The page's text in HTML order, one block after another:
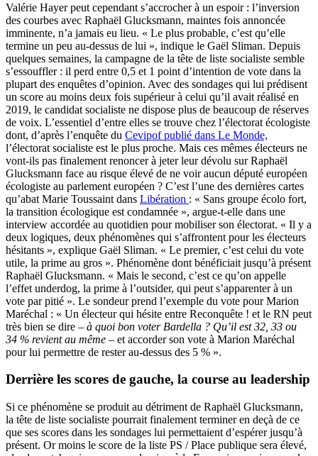
Valérie Hayer peut cependant s’accrocher à un espoir : l’inversion
des courbes avec Raphaël Glucksmann, maintes fois annoncée
imminente, n’a jamais eu lieu. « Le plus probable, c’est qu’elle
termine un peu au-dessus de lui », indique le Gaël Sliman. Depuis
quelques semaines, la campagne de la tête de liste socialiste semble
s’essouffler : il perd entre 0,5 et 1 point d’intention de vote dans la
plupart des enquêtes d’opinion. Avec des sondages qui lui prédisent
un score au moins deux fois supérieur à celui qu’il avait réalisé en
2019, le candidat socialiste ne dispose plus de beaucoup de réserves
de voix. L’essentiel d’entre elles se trouve chez l’électorat écologiste
dont, d’après l’enquête du Cevipof publié dans Le Monde,
l’électorat socialiste est le plus proche. Mais ces mêmes électeurs ne
vont-ils pas finalement renoncer à jeter leur dévolu sur Raphaël
Glucksmann face au risque élevé de ne voir aucun député européen
écologiste au parlement européen ? C’est l’une des dernières cartes
qu’abat Marie Toussaint dans Libération : « Sans groupe écolo fort,
la transition écologique est condamnée », argue-t-elle dans une
interview accordée au quotidien pour mobiliser son électorat. « Il y a
deux logiques, deux phénomènes qui s’affrontent pour les électeurs
hésitants », explique Gaël Sliman. « Le premier, c’est celui du vote
utile, la prime au gros ». Phénomène dont bénéficiait jusqu’à présent
Raphaël Glucksmann. « Mais le second, c’est ce qu’on appelle
l’effet underdog, la prime à l’outsider, qui peut s’apparenter à un
vote par pitié ». Le sondeur prend l’exemple du vote pour Marion
Maréchal : « Un électeur qui hésite entre Reconquête ! et le RN peut
très bien se dire – à quoi bon voter Bardella ? Qu’il est 32, 33 ou
34 % revient au même – et accorder son vote à Marion Maréchal
pour lui permettre de rester au-dessus des 5 % ».
Derrière les scores de gauche, la course au leadership
Si ce phénomène se produit au détriment de Raphaël Glucksmann,
la tête de liste socialiste pourrait finalement terminer en deçà de ce
que ses scores dans les sondages lui permettaient d’espérer jusqu’à
présent. Or moins le score de la liste PS / Place publique sera élevé,